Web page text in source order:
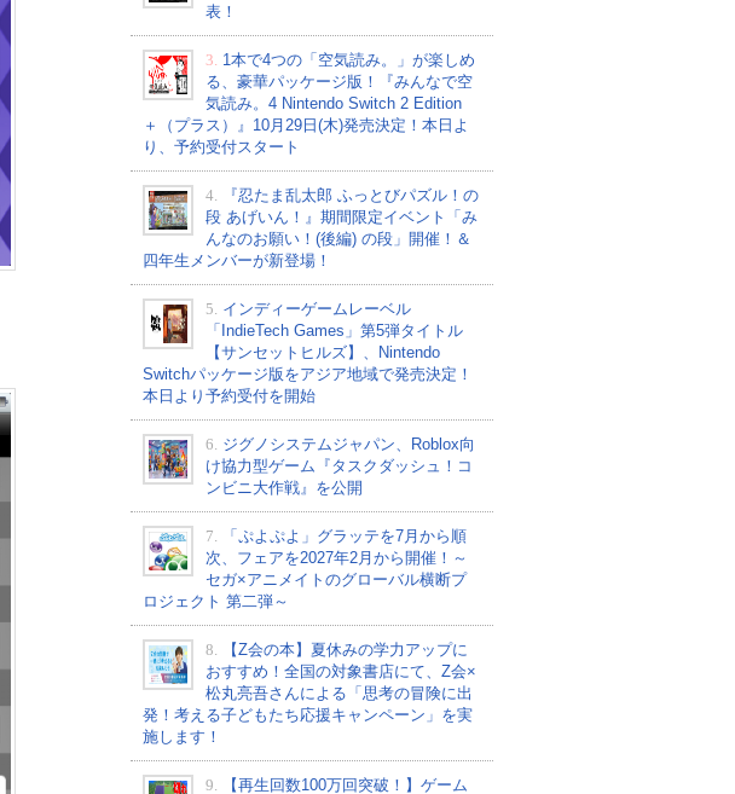
表！
3. 1本で4つの「空気読み。」が楽しめ
る、豪華パッケージ版！『みんなで空
気読み。4 Nintendo Switch 2 Edition
＋（プラス）』10月29日(木)発売決定！本日よ
り、予約受付スタート
4.
『忍たま乱太郎 ふっとびパズル！の
段 あげいん！』期間限定イベント「み
んなのお願い！(後編) の段」開催！＆
四年生メンバーが新登場！
5. インディーゲームレーベル
「IndieTech Games」第5弾タイトル
【サンセットヒルズ】、Nintendo
Switchパッケージ版をアジア地域で発売決定！
本日より予約受付を開始
6. ジグノシステムジャパン、Roblox向
け協力型ゲーム『タスクダッシュ！コ
ンビニ大作戦』を公開
7.
「ぷよぷよ」グラッテを7月から順
次、フェアを2027年2月から開催！～
セガ×アニメイトのグローバル横断プ
ロジェクト 第二弾～
8.
【Z会の本】夏休みの学力アップに
おすすめ！全国の対象書店にて、Z会×
松丸亮吾さんによる「思考の冒険に出
発！考える子どもたち応援キャンペーン」を実
施します！
9.
【再生回数100万回突破！】ゲーム